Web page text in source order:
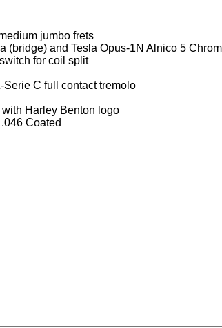
jumbo frets
(bridge) and Tesla Opus-1N Alnico 5
for coil split
C full contact tremolo
Harley Benton logo
Coated